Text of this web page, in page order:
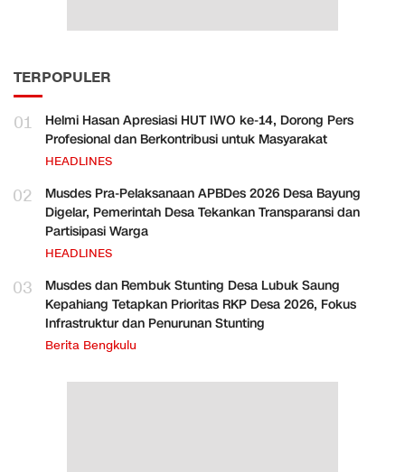
TERPOPULER
01
Helmi Hasan Apresiasi HUT IWO ke-14, Dorong Pers
Profesional dan Berkontribusi untuk Masyarakat
HEADLINES
02
Musdes Pra-Pelaksanaan APBDes 2026 Desa Bayung
Digelar, Pemerintah Desa Tekankan Transparansi dan
Partisipasi Warga
HEADLINES
03
Musdes dan Rembuk Stunting Desa Lubuk Saung
Kepahiang Tetapkan Prioritas RKP Desa 2026, Fokus
Infrastruktur dan Penurunan Stunting
Berita Bengkulu